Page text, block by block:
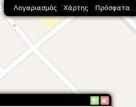
Λογαριασμός Χάρτης Πρόσφατα